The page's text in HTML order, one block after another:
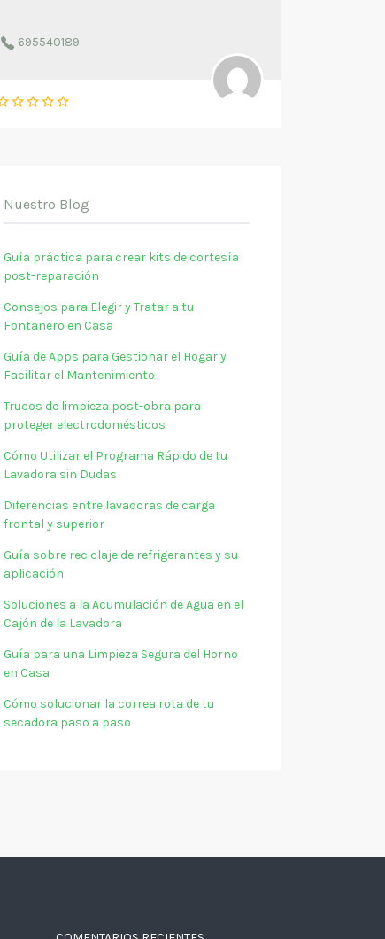
695540189
Nuestro Blog
Guía práctica para crear kits de cortesía
post-reparación
Consejos para Elegir y Tratar a tu
Fontanero en Casa
Guía de Apps para Gestionar el Hogar y
Facilitar el Mantenimiento
Trucos de limpieza post-obra para
proteger electrodomésticos
Cómo Utilizar el Programa Rápido de tu
Lavadora sin Dudas
Diferencias entre lavadoras de carga
frontal y superior
Guía sobre reciclaje de refrigerantes y su
aplicación
Soluciones a la Acumulación de Agua en el
Cajón de la Lavadora
Guía para una Limpieza Segura del Horno
en Casa
Cómo solucionar la correa rota de tu
secadora paso a paso